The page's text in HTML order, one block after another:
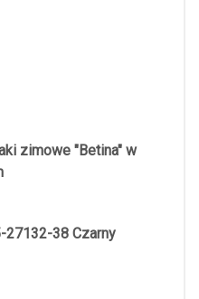
zimowe "Betina" w
27132-38 Czarny